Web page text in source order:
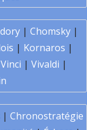
| Chomsky|
| Kornaros |
Vinci | Vivaldi |
| Chronostratégie